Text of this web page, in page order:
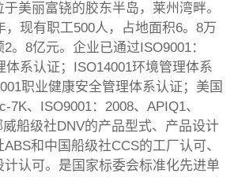
美丽富铙的胶东半岛，莱州湾畔。
，现有职工500人，占地面积6。8万
。8亿元。企业已通过ISO9001：
体系认证；ISO14001环境管理体系
职业健康安全管理体系认证；美国
7K、ISO9001：2008、APIQ1、
船级社DNV的产品型式、产品设计
和中国船级社CCS的工厂认可、
计认可。是国家标委会标准化先进单